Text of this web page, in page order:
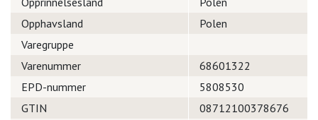
Opphavsland
Polen
Varegruppe
Varenummer
68601322
EPD-nummer
5808530
GTIN
08712100378676